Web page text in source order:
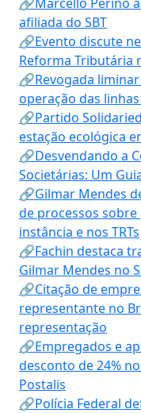
afiliada do SBT
🔗Evento discute
Reforma Tributária
🔗Revogada
operação das
🔗Partido
estação ecológica
🔗Desvendando a
Societárias: Um
🔗Gilmar Mendes
de processos
instância e nos TRTs
🔗Fachin destaca
Gilmar Mendes no
🔗Citação de
representante no
representação
🔗Empregados e
desconto de 24%
Postalis
🔗Polícia Federal